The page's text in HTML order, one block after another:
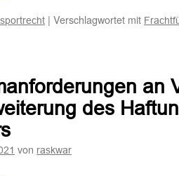
| Verschlagwortet mit
an
des
von raskwar